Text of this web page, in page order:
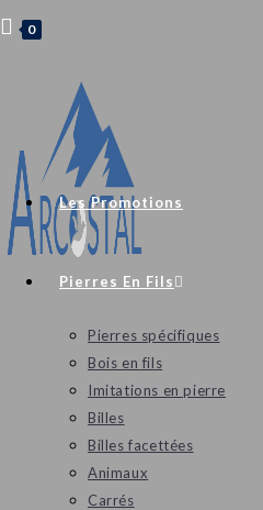
0
Les Promotions
Pierres En Fils
Pierres spécifiques
Bois en fils
Imitations en pierre
Billes
Billes facettées
Animaux
Carrés